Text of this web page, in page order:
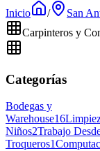
Inicio
/ San
Carpinteros y
Categorías
Bodegas y
Warehouse16
Niños2Trabajo
Troqueros1